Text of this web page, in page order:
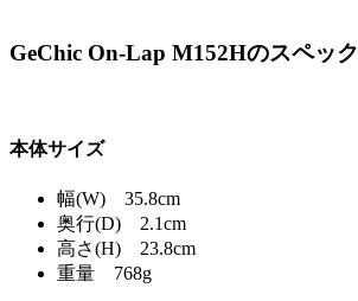
GeChic On-Lap M152Hのスペック
本体サイズ
幅(W) 35.8cm
奥行(D) 2.1cm
高さ(H) 23.8cm
重量 768g